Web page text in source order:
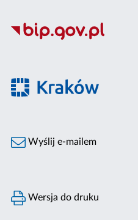
Wyślij e-mailem
Wersja do druku